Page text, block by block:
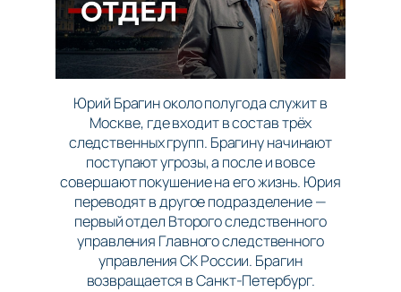
Юрий Брагин около полугода служит в
Москве, где входит в состав трёх
следственных групп. Брагину начинают
поступают угрозы, а после и вовсе
совершают покушение на его жизнь. Юрия
переводят в другое подразделение —
первый отдел Второго следственного
управления Главного следственного
управления СК России. Брагин
возвращается в Санкт-Петербург.